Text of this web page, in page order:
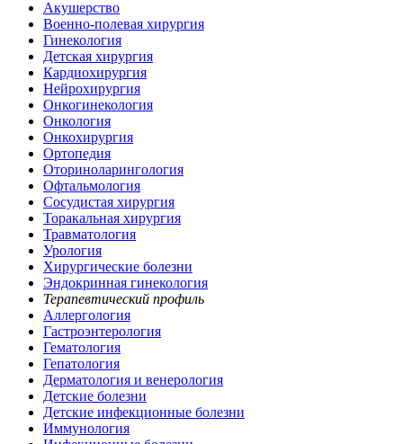
Акушерство
Военно-полевая хирургия
Гинекология
Детская хирургия
Кардиохирургия
Нейрохирургия
Онкогинекология
Онкология
Онкохирургия
Ортопедия
Оториноларингология
Офтальмология
Сосудистая хирургия
Торакальная хирургия
Травматология
Урология
Хирургические болезни
Эндокринная гинекология
Терапевтический профиль
Аллергология
Гастроэнтерология
Гематология
Гепатология
Дерматология и венерология
Детские болезни
Детские инфекционные болезни
Иммунология